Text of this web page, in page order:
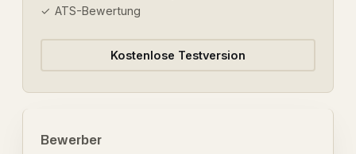
ATS-Bewertung
Kostenlose Testversion
Bewerber